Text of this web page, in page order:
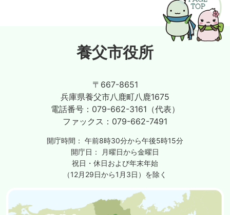
養父市役所
〒667-8651
兵庫県養父市八鹿町八鹿1675
電話番号： 079-662-3161（代表）
ファックス： 079-662-7491
開庁時間： 午前8時30分から午後5時15分
開庁日：
月曜日から金曜日
祝日・休日および年末年始
（12月29日から1月3日）を除く